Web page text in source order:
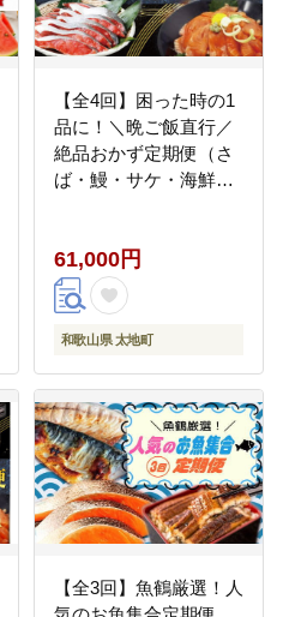
【全4回】困った時の1
品に！＼晩ご飯直行／
絶品おかず定期便（さ
ば・鰻・サケ・海鮮
61,000円
和歌山県 太地町
【全3回】魚鶴厳選！人